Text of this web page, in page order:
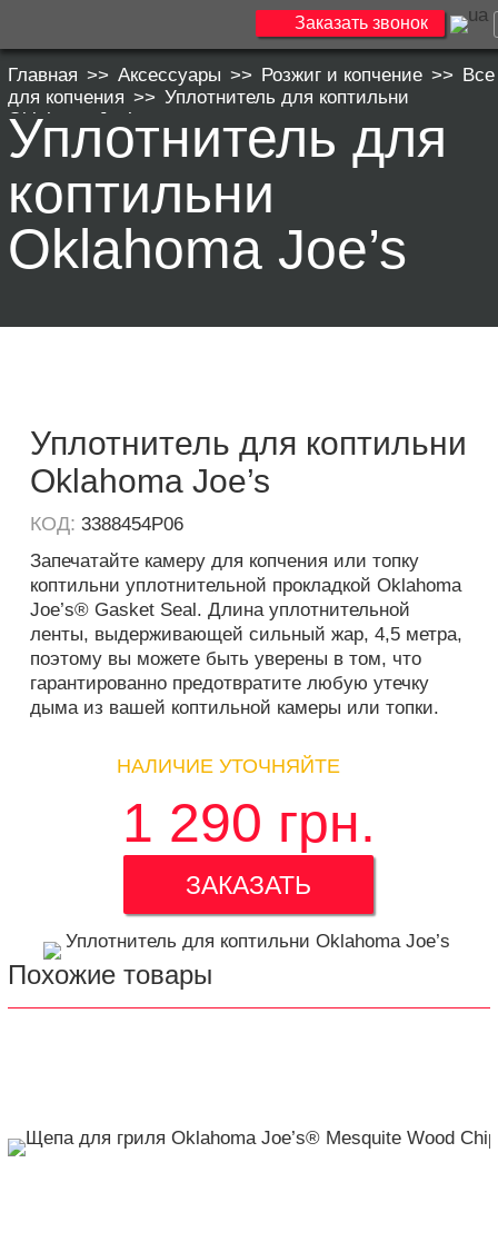
Заказать звонок
Главная >> Аксессуары >> Розжиг и копчение >> Все
для копчения >> Уплотнитель для коптильни
Oklahoma Joe’s
Уплотнитель для
коптильни
Oklahoma Joe’s
Уплотнитель для коптильни
Oklahoma Joe’s
КОД: 3388454P06
Запечатайте камеру для копчения или топку
коптильни уплотнительной прокладкой Oklahoma
Joe’s® Gasket Seal. Длина уплотнительной
ленты, выдерживающей сильный жар, 4,5 метра,
поэтому вы можете быть уверены в том, что
гарантированно предотвратите любую утечку
дыма из вашей коптильной камеры или топки.
НАЛИЧИЕ УТОЧНЯЙТЕ
1 290 грн.
ЗАКАЗАТЬ
Похожие товары